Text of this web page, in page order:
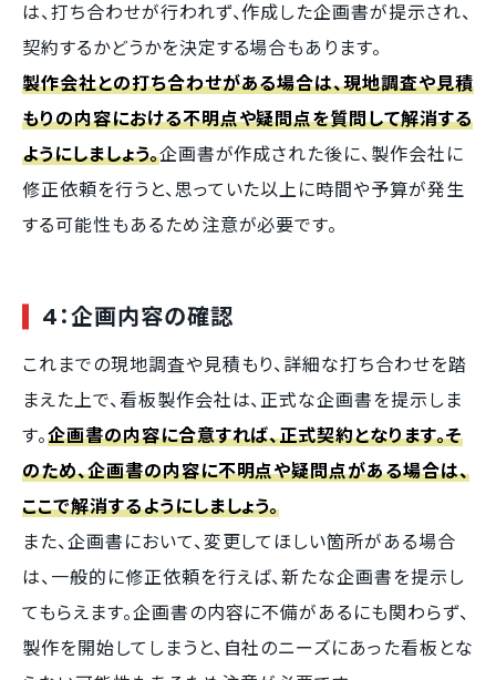
は、打ち合わせが行われず、作成した企画書が提示され、
契約するかどうかを決定する場合もあります。
製作会社との打ち合わせがある場合は、現地調査や見積
もりの内容における不明点や疑問点を質問して解消する
ようにしましょう。企画書が作成された後に、製作会社に
修正依頼を行うと、思っていた以上に時間や予算が発生
する可能性もあるため注意が必要です。
4：企画内容の確認
これまでの現地調査や見積もり、詳細な打ち合わせを踏
まえた上で、看板製作会社は、正式な企画書を提示しま
す。企画書の内容に合意すれば、正式契約となります。そ
のため、企画書の内容に不明点や疑問点がある場合は、
ここで解消するようにしましょう。
また、企画書において、変更してほしい箇所がある場合
は、一般的に修正依頼を行えば、新たな企画書を提示し
てもらえます。企画書の内容に不備があるにも関わらず、
製作を開始してしまうと、自社のニーズにあった看板とな